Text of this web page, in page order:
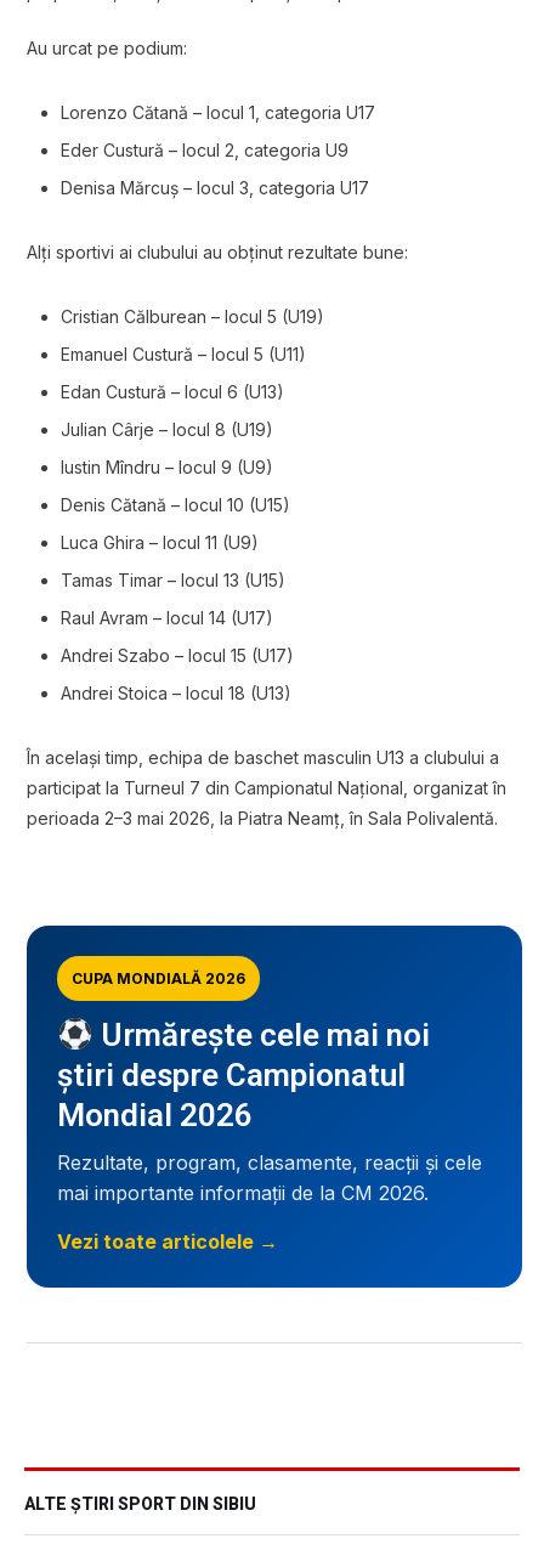
Au urcat pe podium:
Lorenzo Cătană – locul 1, categoria U17
Eder Custură – locul 2, categoria U9
Denisa Mărcuș – locul 3, categoria U17
Alți sportivi ai clubului au obținut rezultate bune:
Cristian Călburean – locul 5 (U19)
Emanuel Custură – locul 5 (U11)
Edan Custură – locul 6 (U13)
Julian Cârje – locul 8 (U19)
Iustin Mîndru – locul 9 (U9)
Denis Cătană – locul 10 (U15)
Luca Ghira – locul 11 (U9)
Tamas Timar – locul 13 (U15)
Raul Avram – locul 14 (U17)
Andrei Szabo – locul 15 (U17)
Andrei Stoica – locul 18 (U13)
În același timp, echipa de baschet masculin U13 a clubului a
participat la Turneul 7 din Campionatul Național, organizat în
perioada 2–3 mai 2026, la Piatra Neamț, în Sala Polivalentă.
CUPA MONDIALĂ 2026
Urmărește cele mai noi
știri despre Campionatul
Mondial 2026
Rezultate, program, clasamente, reacții și cele
mai importante informații de la CM 2026.
Vezi toate articolele →
ALTE ȘTIRI SPORT DIN SIBIU